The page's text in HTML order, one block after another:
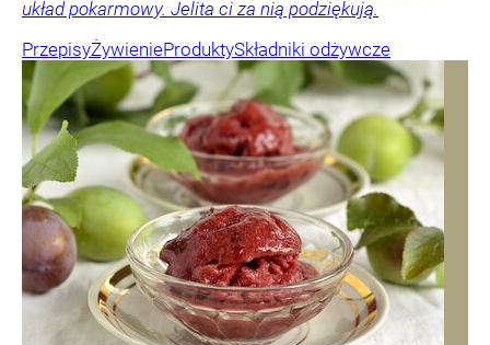
układ pokarmowy. Jelita ci za nią podziękują.
PrzepisyŻywienieProduktySkładniki odżywcze